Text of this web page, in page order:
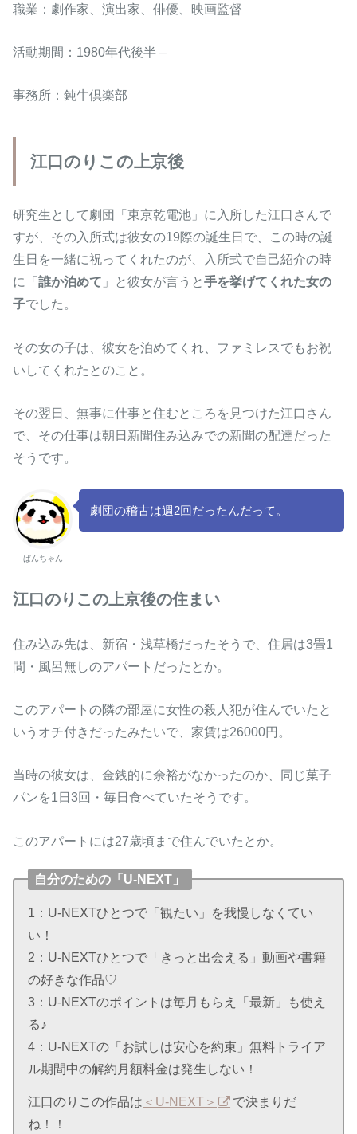
職業：劇作家、演出家、俳優、映画監督
活動期間：1980年代後半 –
事務所：鈍牛倶楽部
江口のりこの上京後
研究生として劇団「東京乾電池」に入所した江口さんで
すが、その入所式は彼女の19際の誕生日で、この時の誕
生日を一緒に祝ってくれたのが、入所式で自己紹介の時
に「誰か泊めて 」と彼女が言うと手を挙げてくれた女の
子でした。
その女の子は、彼女を泊めてくれ、ファミレスでもお祝
いしてくれたとのこと。
その翌日、無事に仕事と住むところを見つけた江口さん
で、その仕事は朝日新聞住み込みでの新聞の配達だった
そうです。
ぱんちゃん
劇団の稽古は週2回だったんだって。
江口のりこの上京後の住まい
住み込み先は、新宿・浅草橋だったそうで、住居は3畳1
間・風呂無しのアパートだったとか。
このアパートの隣の部屋に女性の殺人犯が住んでいたと
いうオチ付きだったみたいで、家賃は26000円。
当時の彼女は、金銭的に余裕がなかったのか、同じ菓子
パンを1日3回・毎日食べていたそうです。
このアパートには27歳頃まで住んでいたとか。
自分のための「U-NEXT」
1：U-NEXTひとつで「観たい」を我慢しなくてい
い！
2：U-NEXTひとつで「きっと出会える」動画や書籍
の好きな作品♡
3：U-NEXTのポイントは毎月もらえ「最新」も使え
る♪
4：U-NEXTの「お試しは安心を約束」無料トライア
ル期間中の解約月額料金は発生しない！
江口のりこの作品は ＜U-NEXT＞
で決まりだ
ね！！